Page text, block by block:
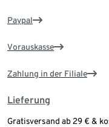
Paypal
Vorauskasse
Zahlung in der Filiale
Lieferung
Gratisversand ab 29 € &